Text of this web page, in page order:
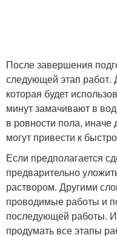
После завершения
следующей этап работ.
которая будет
минут замачивают в
в ровности пола,
могут привести к
Если предполагается
предварительно
раствором. Другими
проводимые работы и
последующей работы.
продумать все этапы